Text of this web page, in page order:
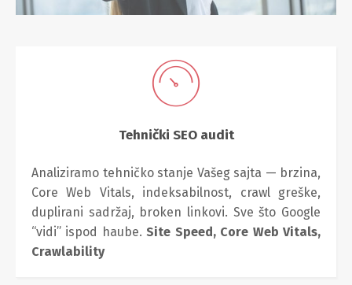
Tehnički SEO audit
Analiziramo tehničko stanje Vašeg sajta — brzina,
Core Web Vitals, indeksabilnost, crawl greške,
duplirani sadržaj, broken linkovi. Sve što Google
“vidi” ispod haube.Site Speed, Core Web Vitals,
Crawlability